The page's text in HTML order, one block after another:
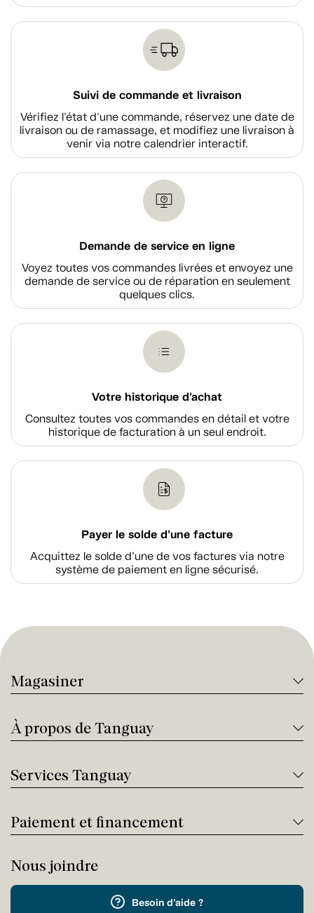
Suivi de commande et livraison
Vérifiez l'état d'une commande, réservez une date de
livraison ou de ramassage, et modifiez une livraison à
venir via notre calendrier interactif.
Demande de service en ligne
Voyez toutes vos commandes livrées et envoyez une
demande de service ou de réparation en seulement
quelques clics.
Votre historique d'achat
Consultez toutes vos commandes en détail et votre
historique de facturation à un seul endroit.
Payer le solde d'une facture
Acquittez le solde d’une de vos factures via notre
système de paiement en ligne sécurisé.
Magasiner
À propos de Tanguay
Services Tanguay
Paiement et financement
Nous joindre
Besoin d'aide ?